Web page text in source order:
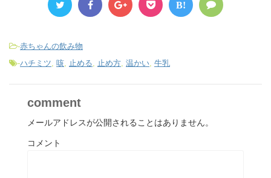
B!
-赤ちゃんの飲み物
-ハチミツ 咳 止める 止め方 温かい 牛乳
comment
メールアドレスが公開されることはありません。
コメント